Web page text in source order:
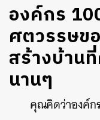
องค์กร
ศตวรรษข
สร้างบ้าน
นานๆ
คุณคิดว่าองค์ก